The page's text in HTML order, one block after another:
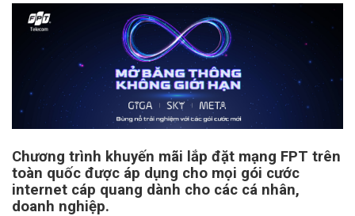
Chương trình khuyến mãi lắp đặt mạng FPT trên
toàn quốc được áp dụng cho mọi gói cước
internet cáp quang dành cho các cá nhân,
doanh nghiệp.